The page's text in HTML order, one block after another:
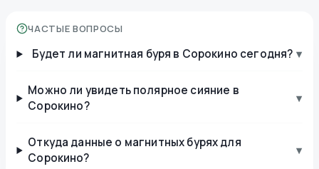
ЧАСТЫЕ ВОПРОСЫ
Будет ли магнитная буря в Сорокино сегодня? ▾
Можно ли увидеть полярное сияние в
Сорокино?
▾
Откуда данные о магнитных бурях для
Сорокино?
▾